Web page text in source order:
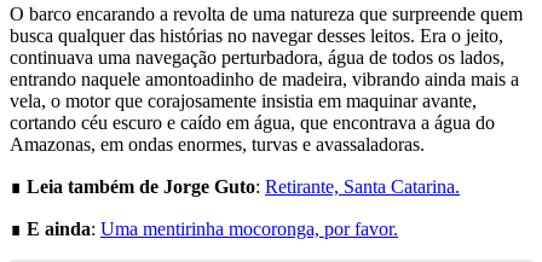
O barco encarando a revolta de uma natureza que surpreende quem
busca qualquer das histórias no navegar desses leitos. Era o jeito,
continuava uma navegação perturbadora, água de todos os lados,
entrando naquele amontoadinho de madeira, vibrando ainda mais a
vela, o motor que corajosamente insistia em maquinar avante,
cortando céu escuro e caído em água, que encontrava a água do
Amazonas, em ondas enormes, turvas e avassaladoras.
∎ Leia também de Jorge Guto: Retirante, Santa Catarina.
∎ E ainda: Uma mentirinha mocoronga, por favor.